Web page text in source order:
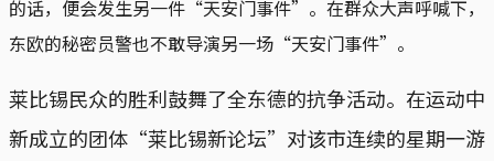
的话，便会发生另一件“天安门事件”。在群众大声呼喊下，
东欧的秘密员警也不敢导演另一场“天安门事件”。
莱比锡民众的胜利鼓舞了全东德的抗争活动。在运动中
新成立的团体“莱比锡新论坛”对该市连续的星期一游